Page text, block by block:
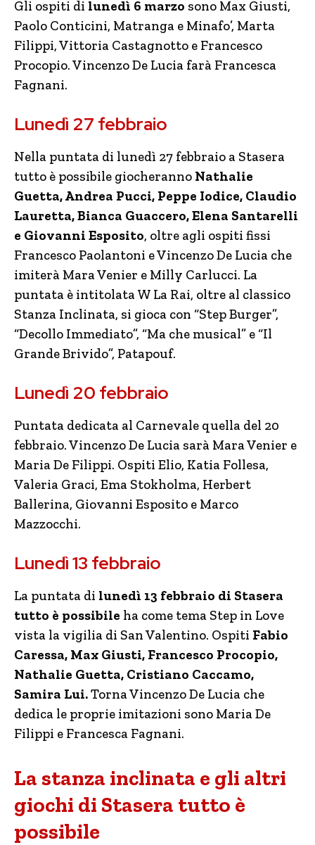
Gli ospiti di lunedì 6 marzo sono Max Giusti,
Paolo Conticini, Matranga e Minafo’, Marta
Filippi, Vittoria Castagnotto e Francesco
Procopio. Vincenzo De Lucia farà Francesca
Fagnani.
Lunedì 27 febbraio
Nella puntata di lunedì 27 febbraio a Stasera
tutto è possibile giocheranno Nathalie
Guetta, Andrea Pucci, Peppe Iodice, Claudio
Lauretta, Bianca Guaccero, Elena Santarelli
e Giovanni Esposito, oltre agli ospiti fissi
Francesco Paolantoni e Vincenzo De Lucia che
imiterà Mara Venier e Milly Carlucci. La
puntata è intitolata W La Rai, oltre al classico
Stanza Inclinata, si gioca con “Step Burger”,
“Decollo Immediato”, “Ma che musical” e “Il
Grande Brivido”, Patapouf.
Lunedì 20 febbraio
Puntata dedicata al Carnevale quella del 20
febbraio. Vincenzo De Lucia sarà Mara Venier e
Maria De Filippi. Ospiti Elio, Katia Follesa,
Valeria Graci, Ema Stokholma, Herbert
Ballerina, Giovanni Esposito e Marco
Mazzocchi.
Lunedì 13 febbraio
La puntata di lunedì 13 febbraio di Stasera
tutto è possibile ha come tema Step in Love
vista la vigilia di San Valentino. Ospiti Fabio
Caressa, Max Giusti, Francesco Procopio,
Nathalie Guetta, Cristiano Caccamo,
Samira Lui.Torna Vincenzo De Lucia che
dedica le proprie imitazioni sono Maria De
Filippi e Francesca Fagnani.
La stanza inclinata e gli altri
giochi di Stasera tutto è
possibile